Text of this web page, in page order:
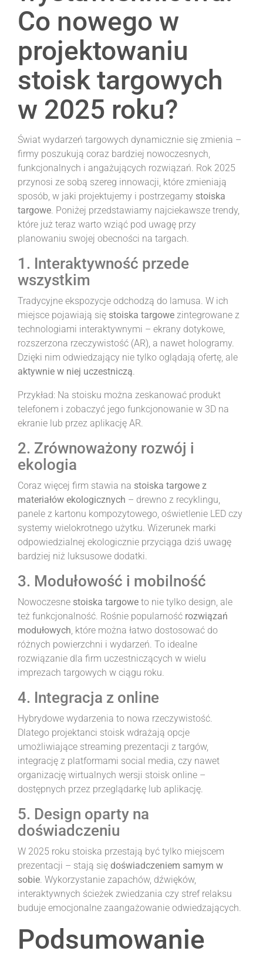
Co nowego w
projektowaniu
stoisk targowych
w 2025 roku?
Świat wydarzeń targowych dynamicznie się zmienia –
firmy poszukują coraz bardziej nowoczesnych,
funkcjonalnych i angażujących rozwiązań. Rok 2025
przynosi ze sobą szereg innowacji, które zmieniają
sposób, w jaki projektujemy i postrzegamy stoiska
targowe. Poniżej przedstawiamy najciekawsze trendy,
które już teraz warto wziąć pod uwagę przy
planowaniu swojej obecności na targach.
1. Interaktywność przede
wszystkim
Tradycyjne ekspozycje odchodzą do lamusa. W ich
miejsce pojawiają się stoiska targowe zintegrowane z
technologiami interaktywnymi – ekrany dotykowe,
rozszerzona rzeczywistość (AR), a nawet hologramy.
Dzięki nim odwiedzający nie tylko oglądają ofertę, ale
aktywnie w niej uczestniczą.
Przykład: Na stoisku można zeskanować produkt
telefonem i zobaczyć jego funkcjonowanie w 3D na
ekranie lub przez aplikację AR.
2. Zrównoważony rozwój i
ekologia
Coraz więcej firm stawia na stoiska targowe z
materiałów ekologicznych – drewno z recyklingu,
panele z kartonu kompozytowego, oświetlenie LED czy
systemy wielokrotnego użytku. Wizerunek marki
odpowiedzialnej ekologicznie przyciąga dziś uwagę
bardziej niż luksusowe dodatki.
3. Modułowość i mobilność
Nowoczesne stoiska targowe to nie tylko design, ale
też funkcjonalność. Rośnie popularność rozwiązań
modułowych, które można łatwo dostosować do
różnych powierzchni i wydarzeń. To idealne
rozwiązanie dla firm uczestniczących w wielu
imprezach targowych w ciągu roku.
4. Integracja z online
Hybrydowe wydarzenia to nowa rzeczywistość.
Dlatego projektanci stoisk wdrażają opcje
umożliwiające streaming prezentacji z targów,
integrację z platformami social media, czy nawet
organizację wirtualnych wersji stoisk online –
dostępnych przez przeglądarkę lub aplikację.
5. Design oparty na
doświadczeniu
W 2025 roku stoiska przestają być tylko miejscem
prezentacji – stają się doświadczeniem samym w
sobie. Wykorzystanie zapachów, dźwięków,
interaktywnych ścieżek zwiedzania czy stref relaksu
buduje emocjonalne zaangażowanie odwiedzających.
Podsumowanie